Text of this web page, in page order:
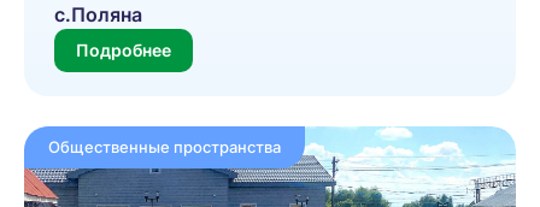
с.Поляна
Подробнее
Общественные пространства